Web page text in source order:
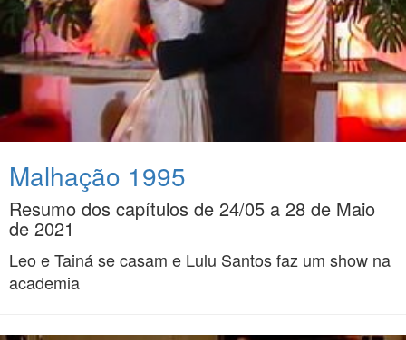
Malhação 1995
Resumo dos capítulos de 24/05 a 28 de Maio
de 2021
Leo e Tainá se casam e Lulu Santos faz um show na
academia